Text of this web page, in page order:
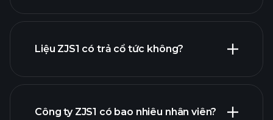
cáo tài chính
báo cáo tài chính
Liệu ZJS1 có trả cổ tức không?
cổ phiếu trả cổ tức cao
Công ty ZJS1 có bao nhiêu nhân viên?